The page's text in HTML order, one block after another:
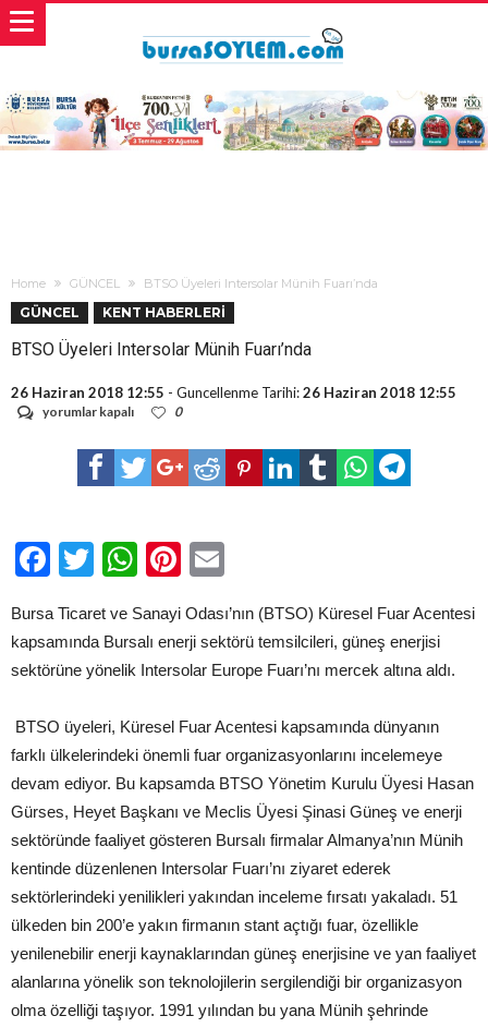
Home GÜNCEL BTSO Üyeleri Intersolar Münih Fuarı’nda
GÜNCEL KENT HABERLERİ
BTSO Üyeleri Intersolar Münih Fuarı’nda
26 Haziran 2018 12:55 - Guncellenme Tarihi:26 Haziran 2018 12:55
BTSO
Intersolar
Fuarı’nda
yorumlar kapalı 0
Facebook
TwitterWhatsApp
Pinterest
Bursa Ticaret ve Sanayi Odası’nın (BTSO) Küresel Fuar Acentesi
kapsamında Bursalı enerji sektörü temsilcileri, güneş enerjisi
sektörüne yönelik Intersolar Europe Fuarı’nı mercek altına aldı.
BTSO üyeleri, Küresel Fuar Acentesi kapsamında dünyanın
farklı ülkelerindeki önemli fuar organizasyonlarını incelemeye
devam ediyor. Bu kapsamda BTSO Yönetim Kurulu Üyesi Hasan
Gürses, Heyet Başkanı ve Meclis Üyesi Şinasi Güneş ve enerji
sektöründe faaliyet gösteren Bursalı firmalar Almanya’nın Münih
kentinde düzenlenen Intersolar Fuarı’nı ziyaret ederek
sektörlerindeki yenilikleri yakından inceleme fırsatı yakaladı. 51
ülkeden bin 200’e yakın firmanın stant açtığı fuar, özellikle
yenilenebilir enerji kaynaklarından güneş enerjisine ve yan faaliyet
alanlarına yönelik son teknolojilerin sergilendiği bir organizasyon
olma özelliği taşıyor. 1991 yılından bu yana Münih şehrinde